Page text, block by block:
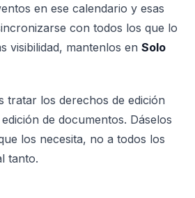
en ese calendario y esas
con todos los que lo
visibilidad, mantenlos en Solo
tratar los derechos de edición
de documentos. Dáselos
los necesita, no a todos los
tanto.